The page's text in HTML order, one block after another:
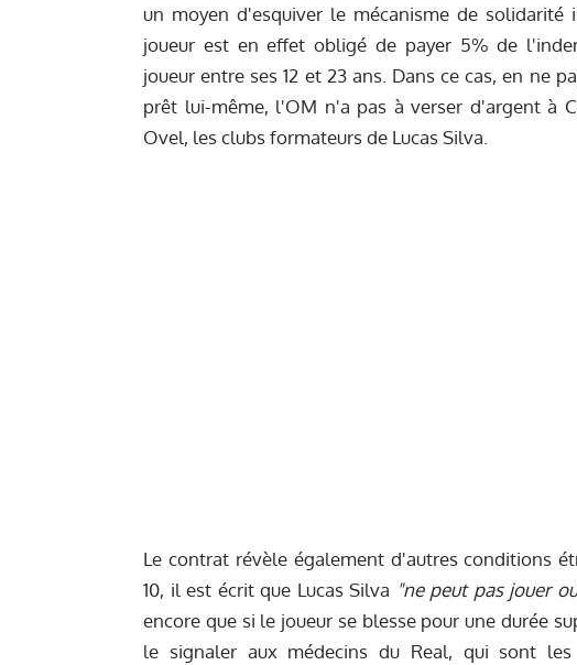
un moyen d'esquiver le mécanisme de solidarité
joueur est en effet obligé de payer 5% de
joueur entre ses 12 et 23 ans. Dans ce cas, en ne
prêt lui-même, l'OM n'a pas à verser d'argent à
Ovel, les clubs formateurs de Lucas Silva.
Le contrat révèle également d'autres conditions
10, il est écrit que Lucas Silva "ne peut pas jouer
encore que si le joueur se blesse pour une durée
le signaler aux médecins du Real, qui sont